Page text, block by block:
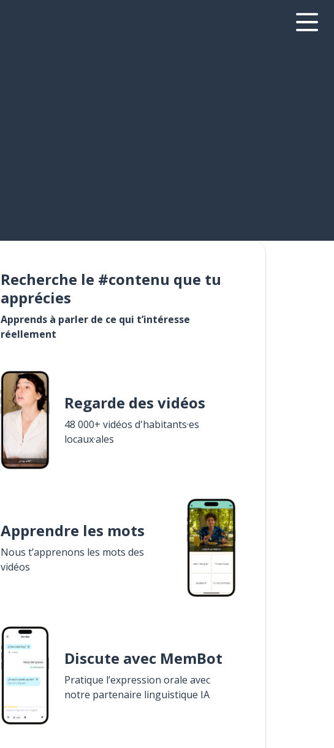
Recherche le #contenu que tu
apprécies
Apprends à parler de ce qui t’intéresse
réellement
Regarde des vidéos
48 000+ vidéos d'habitants·es
locaux·ales
Apprendre les mots
Nous t’apprenons les mots des
vidéos
Discute avec MemBot
Pratique l’expression orale avec
notre partenaire linguistique IA